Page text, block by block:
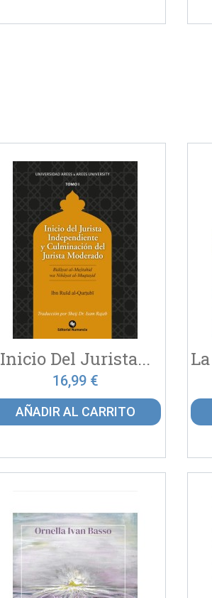
Inicio Del Jurista...
16,99 €
AÑADIR AL CARRITO